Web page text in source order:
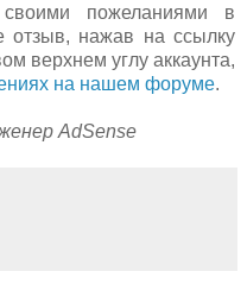
пожеланиями в
отзыв, нажав на ссылку
верхнем углу аккаунта,
на нашем форуме.
AdSense